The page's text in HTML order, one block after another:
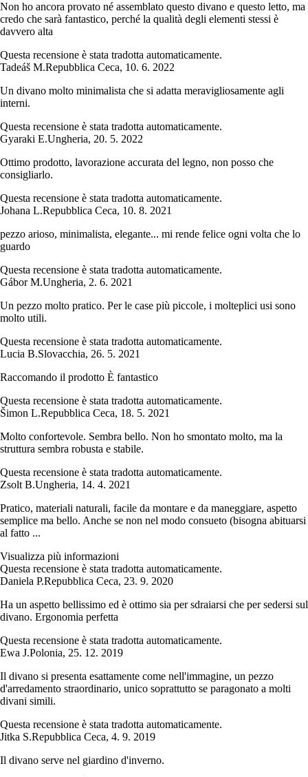
Non ho ancora provato né assemblato questo divano e questo letto, ma
credo che sarà fantastico, perché la qualità degli elementi stessi è
davvero alta
Questa recensione è stata tradotta automaticamente.
Tadeáš M.Repubblica Ceca, 10. 6. 2022
Un divano molto minimalista che si adatta meravigliosamente agli
interni.
Questa recensione è stata tradotta automaticamente.
Gyaraki E.Ungheria, 20. 5. 2022
Ottimo prodotto, lavorazione accurata del legno, non posso che
consigliarlo.
Questa recensione è stata tradotta automaticamente.
Johana L.Repubblica Ceca, 10. 8. 2021
pezzo arioso, minimalista, elegante... mi rende felice ogni volta che lo
guardo
Questa recensione è stata tradotta automaticamente.
Gábor M.Ungheria, 2. 6. 2021
Un pezzo molto pratico. Per le case più piccole, i molteplici usi sono
molto utili.
Questa recensione è stata tradotta automaticamente.
Lucia B.Slovacchia, 26. 5. 2021
Raccomando il prodotto È fantastico
Questa recensione è stata tradotta automaticamente.
Šimon L.Repubblica Ceca, 18. 5. 2021
Molto confortevole. Sembra bello. Non ho smontato molto, ma la
struttura sembra robusta e stabile.
Questa recensione è stata tradotta automaticamente.
Zsolt B.Ungheria, 14. 4. 2021
Pratico, materiali naturali, facile da montare e da maneggiare, aspetto
semplice ma bello. Anche se non nel modo consueto (bisogna abituarsi
al fatto ...
Visualizza più informazioni
Questa recensione è stata tradotta automaticamente.
Daniela P.Repubblica Ceca, 23. 9. 2020
Ha un aspetto bellissimo ed è ottimo sia per sdraiarsi che per sedersi sul
divano. Ergonomia perfetta
Questa recensione è stata tradotta automaticamente.
Ewa J.Polonia, 25. 12. 2019
Il divano si presenta esattamente come nell'immagine, un pezzo
d'arredamento straordinario, unico soprattutto se paragonato a molti
divani simili.
Questa recensione è stata tradotta automaticamente.
Jitka S.Repubblica Ceca, 4. 9. 2019
Il divano serve nel giardino d'inverno.